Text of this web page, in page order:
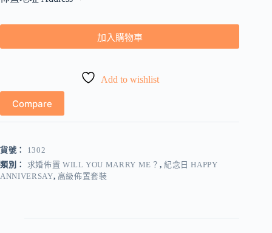
加入購物車
Add to wishlist
Compare
貨號： 1302
類別： 求婚佈置 WILL YOU MARRY ME？ , 紀念日 HAPPY
ANNIVERSAY, 高級佈置套裝